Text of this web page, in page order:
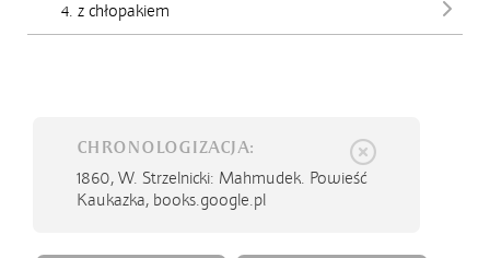
4. z chłopakiem
CHRONOLOGIZACJA:
1860, W. Strzelnicki: Mahmudek. Powieść
Kaukazka, books.google.pl